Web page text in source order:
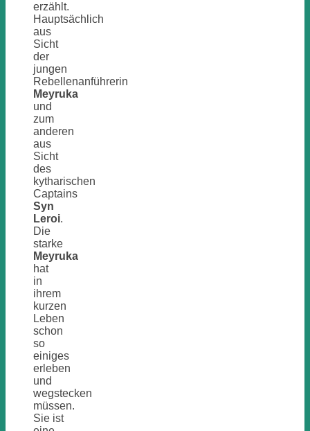
erzählt.
Hauptsächlich
aus
Sicht
der
jungen
Rebellenanführerin
Meyruka
und
zum
anderen
aus
Sicht
des
kytharischen
Captains
Syn
Leroi.
Die
starke
Meyruka
hat
in
ihrem
kurzen
Leben
schon
so
einiges
erleben
und
wegstecken
müssen.
Sie ist